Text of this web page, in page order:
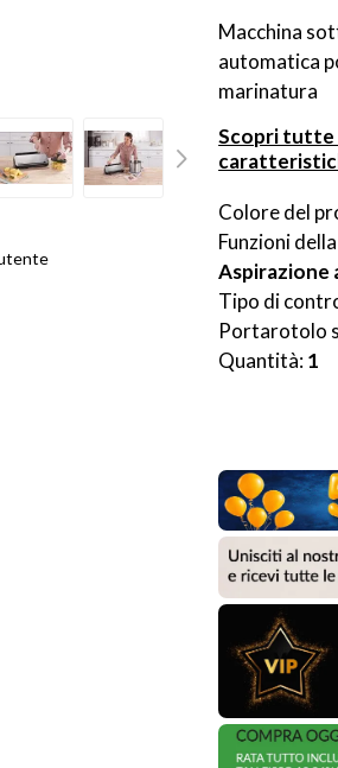
Macchina
automatica
marinatura
Scopri tutte
Colore del
Funzioni
Aspirazione
Tipo di
Portarotolo
Quantità: 1